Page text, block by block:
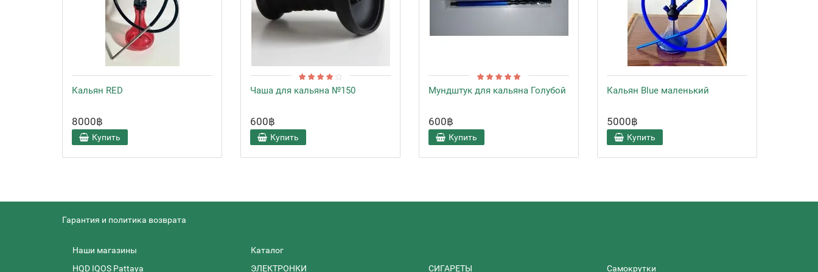
Кальян RED
8000฿
Купить
Чаша для кальяна №150
600฿
Купить
Мундштук для кальяна Голубой
600฿
Купить
Кальян Blue маленький
5000฿
Купить
Гарантия и политика возврата
Наши магазины
HQD IQOS Pattaya
Каталог
ЭЛЕКТРОНКИ
СИГАРЕТЫ Самокрутки